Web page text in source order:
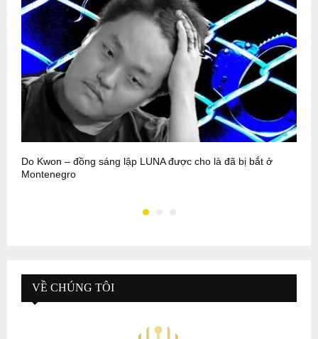
Do Kwon – đồng sáng lập LUNA được cho là đã bị bắt ở
Montenegro
VỀ CHÚNG TÔI